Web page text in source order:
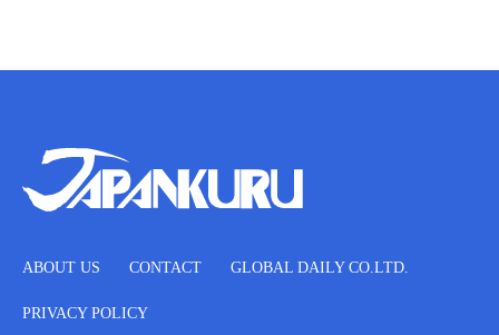
ABOUT US CONTACT GLOBAL DAILY CO.LTD.
PRIVACY POLICY